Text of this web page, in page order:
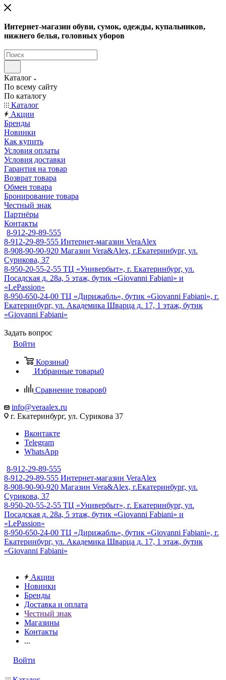
Интернет-магазин обуви, сумок, одежды, купальников,
нижнего белья, головных уборов
Каталог
По всему сайту
По каталогу
Каталог
Акции
Бренды
Новинки
Как купить
Условия оплаты
Условия доставки
Гарантия на товар
Возврат товара
Обмен товара
Бронирование товара
Честный знак
Партнёры
Контакты
8-912-29-89-555
8-912-29-89-555 Интернет-магазин VeraAlex
8-908-90-90-920 Магазин Vera&Alex, г.Екатеринбург, ул.
Сурикова, 37
8-950-20-55-2-55 ТЦ «Универбыт», г. Екатеринбург, ул.
Посадская д. 28а, 5 этаж, бутик «Giovanni Fabiani» и
«LePassion»
8-950-650-24-00 ТЦ «Дирижабль», бутик «Giovanni Fabiani», г.
Екатеринбург, ул. Академика Шварца д. 17, 1 этаж, бутик
«Giovanni Fabiani»
Задать вопрос
Войти
Корзина0
Избранные товары0
Сравнение товаров0
info@veraalex.ru
г. Екатеринбург, ул. Сурикова 37
Вконтакте
Telegram
WhatsApp
8-912-29-89-555
8-912-29-89-555 Интернет-магазин VeraAlex
8-908-90-90-920 Магазин Vera&Alex, г.Екатеринбург, ул.
Сурикова, 37
8-950-20-55-2-55 ТЦ «Универбыт», г. Екатеринбург, ул.
Посадская д. 28а, 5 этаж, бутик «Giovanni Fabiani» и
«LePassion»
8-950-650-24-00 ТЦ «Дирижабль», бутик «Giovanni Fabiani», г.
Екатеринбург, ул. Академика Шварца д. 17, 1 этаж, бутик
«Giovanni Fabiani»
Акции
Новинки
Бренды
Доставка и оплата
Честный знак
Магазины
Контакты
...
Войти